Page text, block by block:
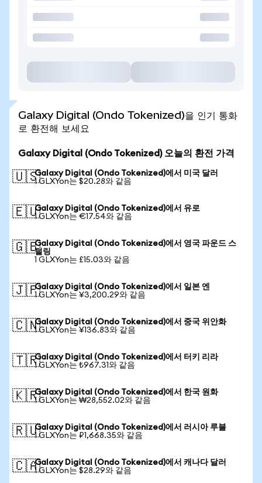
Galaxy Digital (Ondo Tokenized)을 인기 통화
로 환전해 보세요
Galaxy Digital (Ondo Tokenized) 오늘의 환전 가격
🇺🇸Galaxy Digital (Ondo Tokenized)에서 미국 달러
1 GLXYon는 $20.28와 같음
🇪🇺Galaxy Digital (Ondo Tokenized)에서 유로
1 GLXYon는 €17.54와 같음
🇬🇧Galaxy Digital (Ondo Tokenized)에서 영국 파운드 스
털링
1 GLXYon는 £15.03와 같음
🇯🇵Galaxy Digital (Ondo Tokenized)에서 일본 엔
1 GLXYon는 ¥3,200.29와 같음
🇨🇳Galaxy Digital (Ondo Tokenized)에서 중국 위안화
1 GLXYon는 ¥136.83와 같음
🇹🇷Galaxy Digital (Ondo Tokenized)에서 터키 리라
1 GLXYon는 ₺967.31와 같음
🇰🇷Galaxy Digital (Ondo Tokenized)에서 한국 원화
1 GLXYon는 ₩28,552.02와 같음
🇷🇺Galaxy Digital (Ondo Tokenized)에서 러시아 루블
1 GLXYon는 ₽1,668.35와 같음
🇨🇦Galaxy Digital (Ondo Tokenized)에서 캐나다 달러
1 GLXYon는 $28.29와 같음